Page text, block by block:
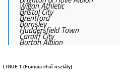
Wigan Athletic
Bristol City
Brentford
Barnsley
Huddersfield Town
Cardiff City
Burton Albion
LIGUE 1 (Francia első osztály)